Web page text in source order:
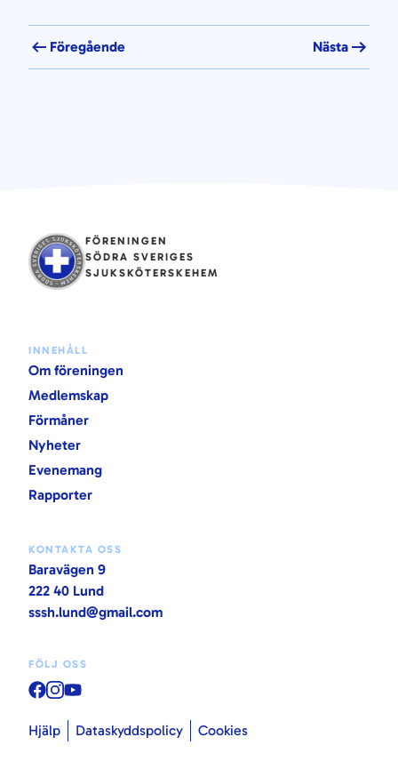
Föregående Nästa
FÖRENINGEN
SÖDRA SVERIGES
SJUKSKÖTERSKEHEM
INNEHÅLL
Om föreningen
Medlemskap
Förmåner
Nyheter
Evenemang
Rapporter
KONTAKTA OSS
Baravägen 9
222 40 Lund
sssh.lund@gmail.com
FÖLJ OSS
Hjälp Dataskyddspolicy Cookies